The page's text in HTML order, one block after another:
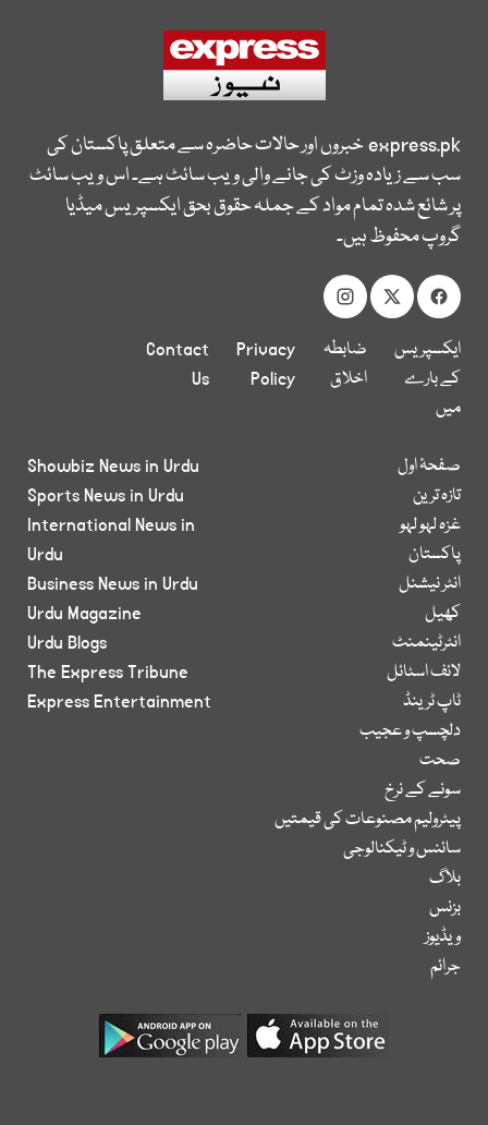
express.pkخبروں اور حالات حاضرہ سے متعلق پاکستان کی
سب سے زیادہ وزٹ کی جانے والی ویب سائٹ ہے۔ اس ویب سائٹ
پر شائع شدہ تمام مواد کے جملہ حقوق بحق ایکسپریس میڈیا
گروپ محفوظ ہیں۔
ایکسپریس
کے بارے
میں
ضابطہ
اخلاق
Privacy
Policy
Contact
Us
صفحۂ اول
تازہ ترین
غزہ لہو لہو
پاکستان
انٹر نیشنل
کھیل
انٹرٹینمنٹ
لائف اسٹائل
ٹاپ ٹرینڈ
دلچسپ و عجیب
صحت
سونے کے نرخ
پیٹرولیم مصنوعات کی قیمتیں
سائنس و ٹیکنالوجی
بلاگ
بزنس
ویڈیوز
جرائم
Showbiz News in Urdu
Sports News in Urdu
International News in
Urdu
Business News in Urdu
Urdu Magazine
Urdu Blogs
The Express Tribune
Express Entertainment